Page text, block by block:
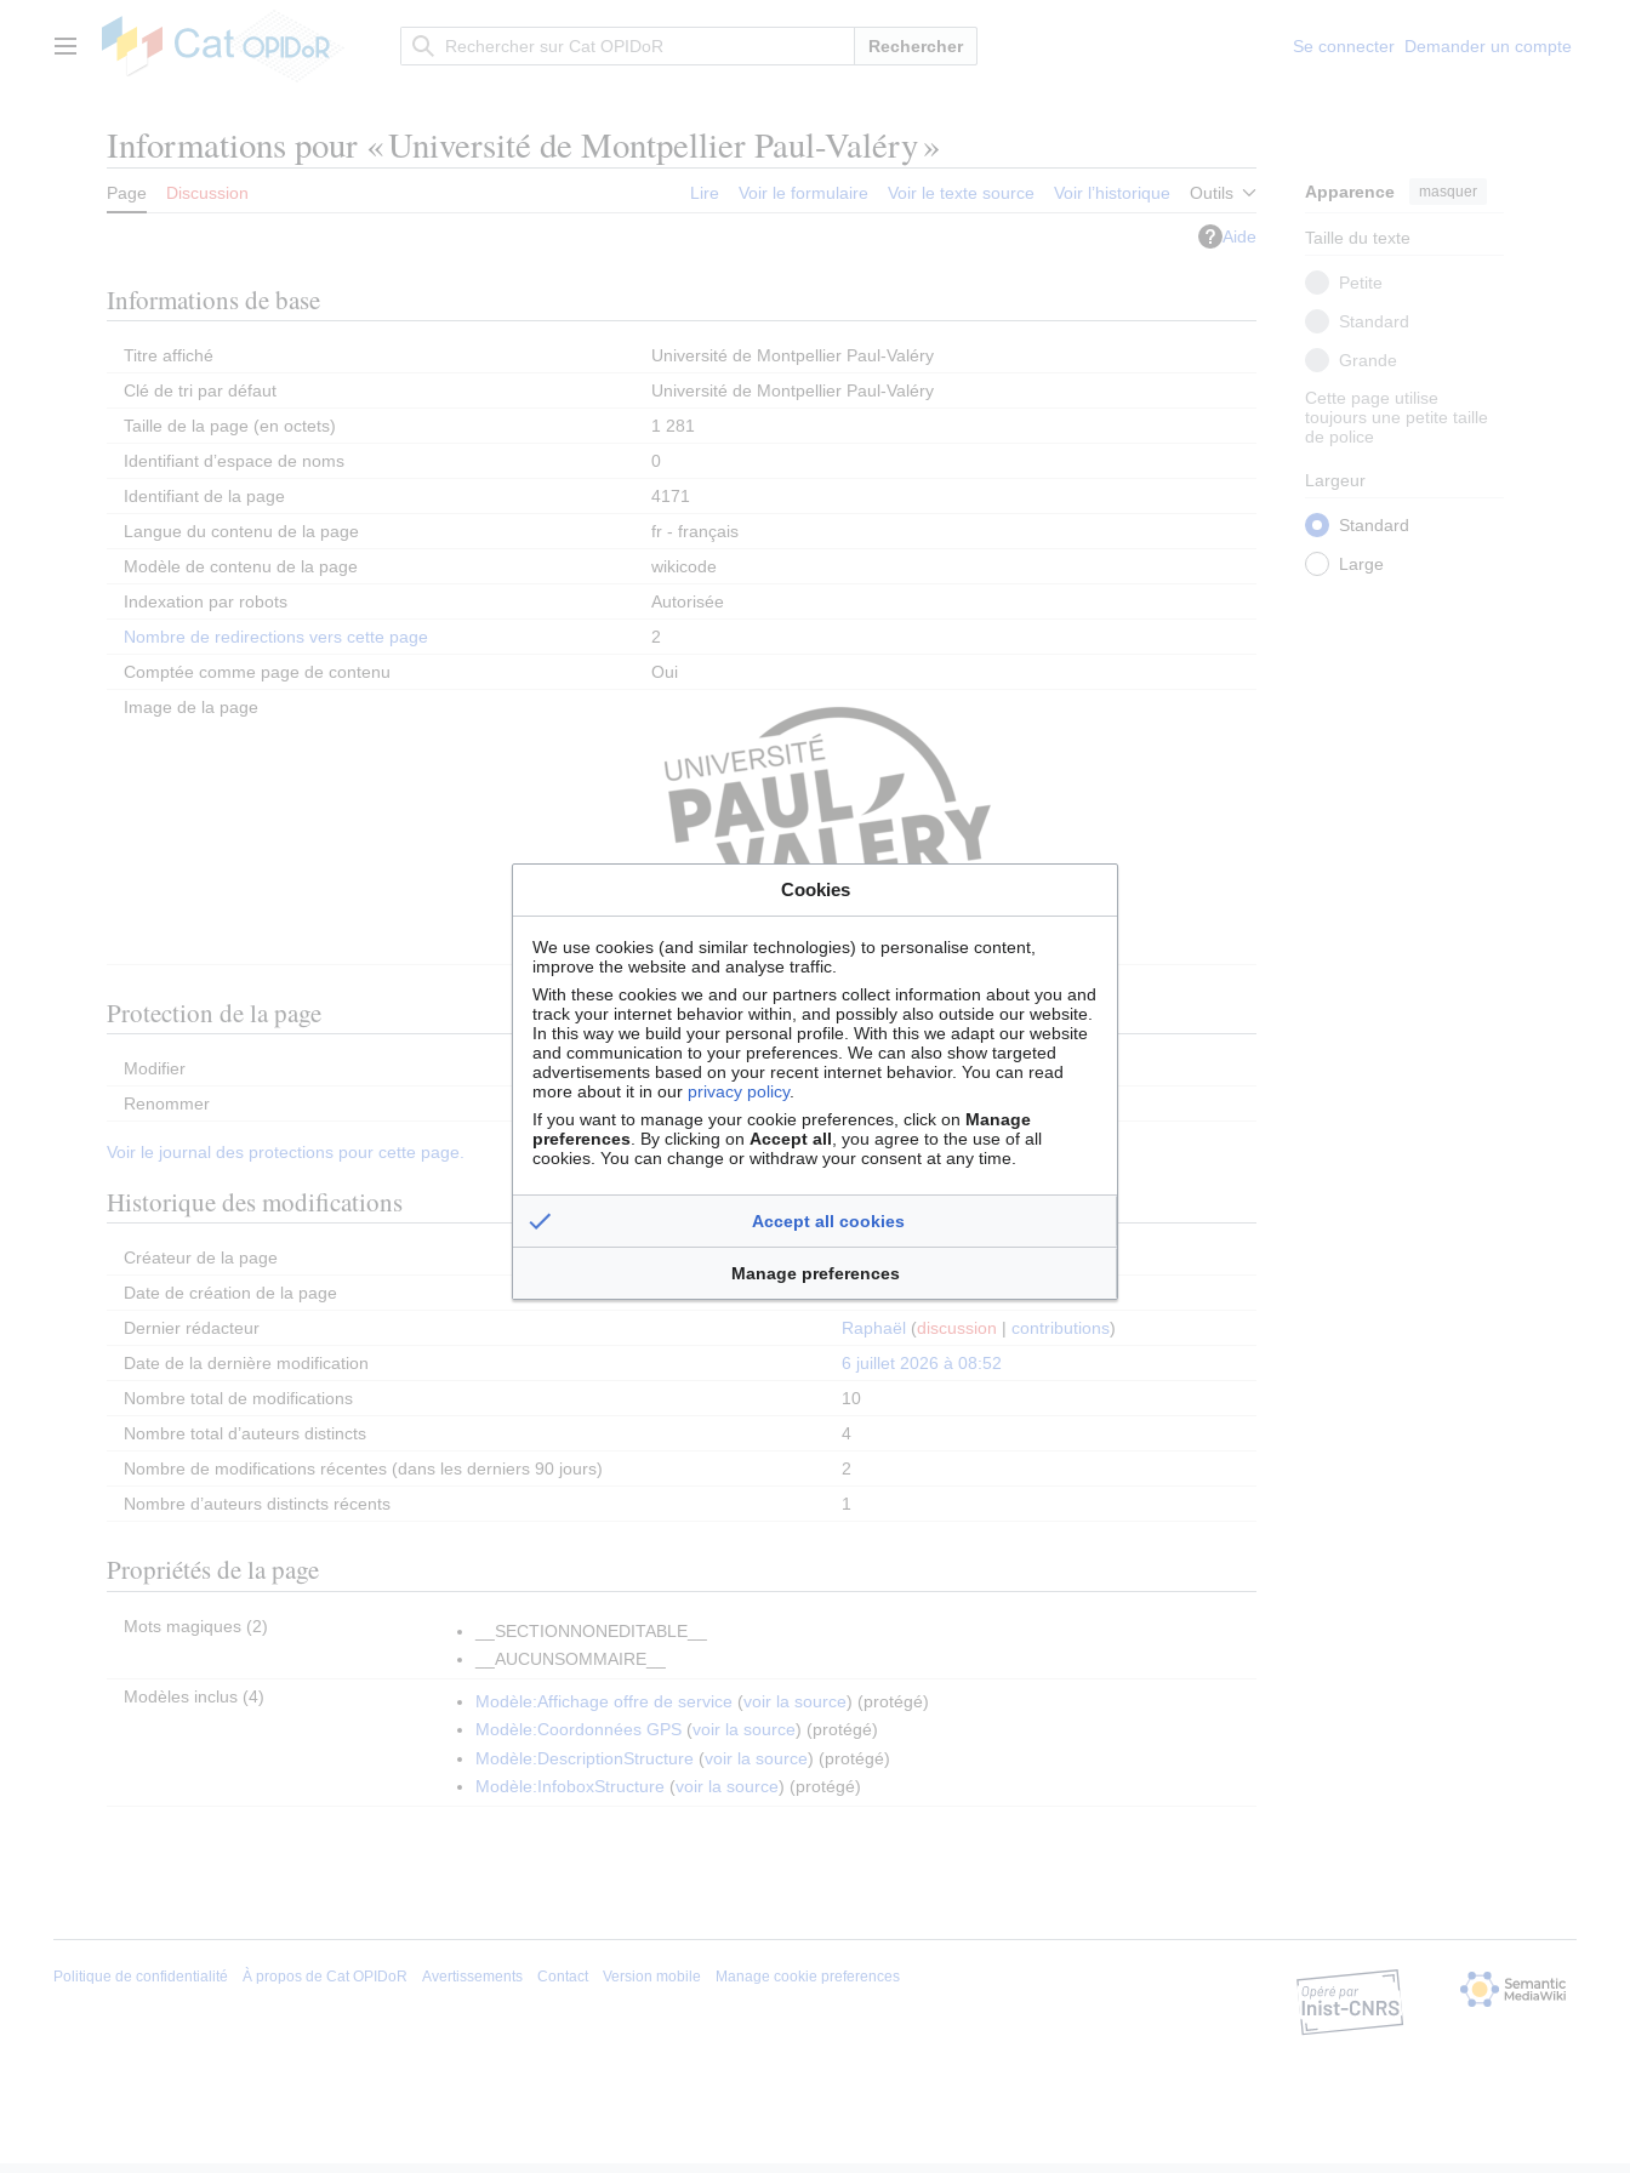
contenuMenu principal Rechercher Se connecter Demander un compte
Informations pour « Université de Montpellier Paul-Valéry »
Page Discussion Lire Voir le formulaire Voir le texte source Voir l’historique Outils Apparence masquer
Taille du texte
Petite
Standard
Grande
Cette page utilise
toujours une petite taille
de police
Largeur
Standard
Large
Aide
Informations de base
Titre affiché
Université de Montpellier Paul-Valéry
Clé de tri par défaut
Université de Montpellier Paul-Valéry
Taille de la page (en octets)
1 281
Identifiant dʼespace de noms
0
Identifiant de la page
4171
Langue du contenu de la page
fr - français
Modèle de contenu de la page
wikicode
Indexation par robots
Autorisée
Nombre de redirections vers cette page
2
Comptée comme page de contenu
Oui
Image de la page
Protection de la page
Modifier
Autoriser tous les utilisateurs (infini)
Renommer
Autoriser tous les utilisateurs (infini)
Voir le journal des protections pour cette page.
Historique des modifications
Créateur de la page
Date de création de la page
Dernier rédacteur
Raphaël (discussion | contributions)
Date de la dernière modification
6 juillet 2026 à 08:52
Nombre total de modifications
10
Nombre total d’auteurs distincts
4
Nombre de modifications récentes (dans les derniers 90 jours)
2
Nombre d’auteurs distincts récents
1
Propriétés de la page
Mots magiques (2)
__SECTIONNONEDITABLE__
__AUCUNSOMMAIRE__
Modèles inclus (4)
Modèle:Affichage offre de service (voir la source) (protégé)
Modèle:Coordonnées GPS (voir la source) (protégé)
Modèle:DescriptionStructure (voir la source) (protégé)
Modèle:InfoboxStructure (voir la source) (protégé)
Politique de confidentialité À propos de Cat OPIDoR Avertissements Contact Version mobile Manage cookie preferences
Cookies
We use cookies (and similar technologies) to personalise content,
improve the website and analyse traffic.
With these cookies we and our partners collect information about you and
track your internet behavior within, and possibly also outside our website.
In this way we build your personal profile. With this we adapt our website
and communication to your preferences. We can also show targeted
advertisements based on your recent internet behavior. You can read
more about it in our privacy policy.
If you want to manage your cookie preferences, click on Manage
preferences . By clicking on Accept all , you agree to the use of all
cookies. You can change or withdraw your consent at any time.
Accept all cookies
Manage preferences